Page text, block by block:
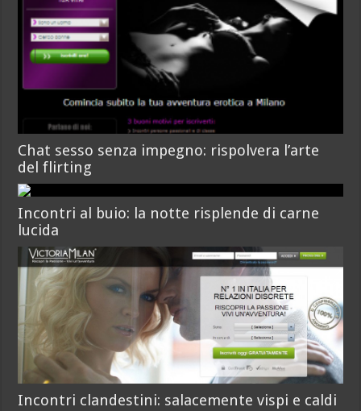
Chat sesso senza impegno: rispolvera l’arte
del flirting
Incontri al buio: la notte risplende di carne
lucida
Incontri clandestini: salacemente vispi e caldi